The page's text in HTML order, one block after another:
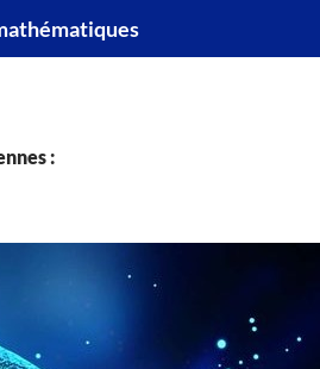
: